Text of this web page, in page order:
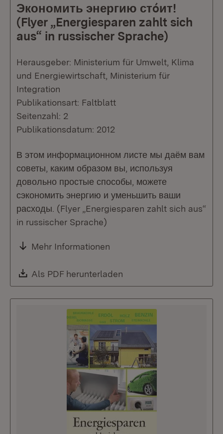
Экономить энергию стóит!
(Flyer „Energiesparen zahlt sich
aus“ in russischer Sprache)
Herausgeber: Ministerium für Umwelt, Klima
und Energiewirtschaft, Ministerium für
Integration
Publikationsart: Faltblatt
Seitenzahl: 2
Publikationsdatum: 2012
В этом информационном листе мы даём вам
советы, каким образом вы, используя
довольно простые способы, можете
сэкономить энергию и уменьшить ваши
расходы. (Flyer „Energiesparen zahlt sich aus“
in russischer Sprache)
Mehr Informationen
Download:
Als PDF herunterladen